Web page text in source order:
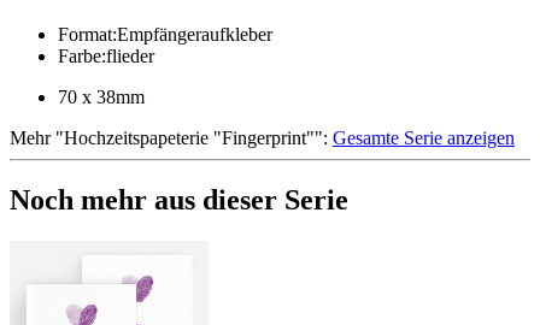
Format:Empfängeraufkleber
Farbe:flieder
70 x 38mm
Mehr"Hochzeitspapeterie "Fingerprint"": Gesamte Serie anzeigen
Noch mehr aus dieser Serie